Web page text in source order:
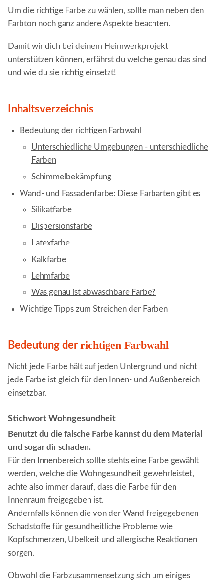
Um die richtige Farbe zu wählen, sollte man neben den
Farbton noch ganz andere Aspekte beachten.
Damit wir dich bei deinem Heimwerkprojekt
unterstützen können, erfährst du welche genau das sind
und wie du sie richtig einsetzt!
Inhaltsverzeichnis
Bedeutung der richtigen Farbwahl
Unterschiedliche Umgebungen - unterschiedliche
Farben
Schimmelbekämpfung
Wand- und Fassadenfarbe: Diese Farbarten gibt es
Silikatfarbe
Dispersionsfarbe
Latexfarbe
Kalkfarbe
Lehmfarbe
Was genau ist abwaschbare Farbe?
Wichtige Tipps zum Streichen der Farben
Bedeutung der richtigen Farbwahl
Nicht jede Farbe hält auf jeden Untergrund und nicht
jede Farbe ist gleich für den Innen- und Außenbereich
einsetzbar.
Stichwort Wohngesundheit
Benutzt du die falsche Farbe kannst du dem Material
und sogar dir schaden.
Für den Innenbereich sollte stehts eine Farbe gewählt
werden, welche die Wohngesundheit gewehrleistet,
achte also immer darauf, dass die Farbe für den
Innenraum freigegeben ist.
Andernfalls können die von der Wand freigegebenen
Schadstoffe für gesundheitliche Probleme wie
Kopfschmerzen, Übelkeit und allergische Reaktionen
sorgen.
Obwohl die Farbzusammensetzung sich um einiges